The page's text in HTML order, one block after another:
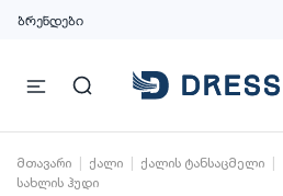
ბრენდები
მთავარი ქალი ქალის ტანსაცმელი
სახლის ჰუდი